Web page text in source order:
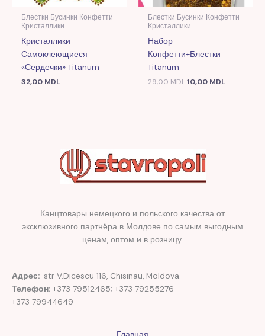
Блестки Бусинки Конфетти
Кристаллики
Кристаллики
Самоклеющиеся
«Сердечки» Titanum
32,00 MDL
Блестки Бусинки Конфетти
Кристаллики
Набор
Конфетти+блестки
Titanum
29,00MDL10,00 MDL
Канцтовары немецкого и польского качества от
эксклюзивного партнёра в Молдове по самым выгодным
ценам, оптом и в розницу.
Адрес: str V.Dicescu 116, Chisinau, Moldova.
Телефон: +373 79512465; +373 79255276
+373 79944649